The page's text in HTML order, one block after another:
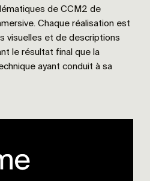
de CCM2 de
Chaque réalisation est
visuelles et de descriptions
le résultat final que la
ayant conduit à sa